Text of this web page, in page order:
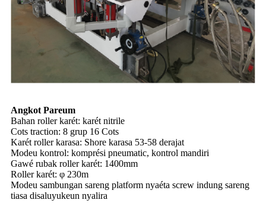
Angkot Pareum
Bahan roller karét: karét nitrile
Cots traction: 8 grup 16 Cots
Karét roller karasa: Shore karasa 53-58 derajat
Modeu kontrol: komprési pneumatic, kontrol mandiri
Gawé rubak roller karét: 1400mm
Roller karét: φ 230m
Modeu sambungan sareng platform nyaéta screw indung sareng
tiasa disaluyukeun nyalira